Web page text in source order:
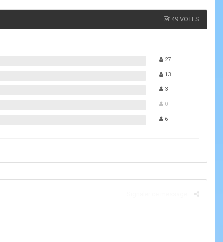
49 VOTES
27
13
3
0
6